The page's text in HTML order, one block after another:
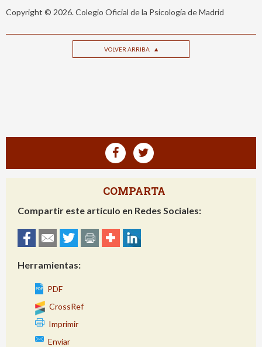
Copyright © 2026. Colegio Oficial de la Psicología de Madrid
VOLVER ARRIBA
COMPARTA
Compartir este artículo en Redes Sociales:
Herramientas:
PDF
CrossRef
Imprimir
Enviar